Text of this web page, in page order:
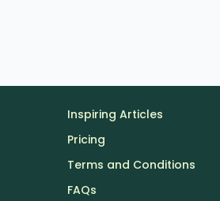
Inspiring Articles
Pricing
Terms and Conditions
FAQs